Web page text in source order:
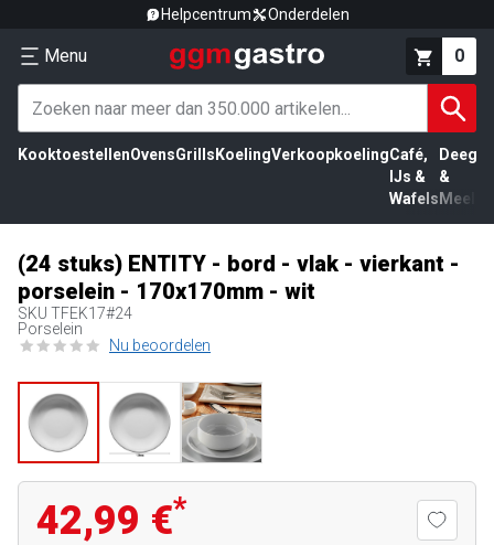
Helpcentrum Onderdelen
Menu 0
KooktoestellenOvensGrills KoelingVerkoopkoelingCafé,
IJs &
Wafels
Deeg
&
Meel
(24 stuks) ENTITY - bord - vlak - vierkant -
porselein - 170x170mm - wit
SKU TFEK17#24
Porselein
Nu beoordelen
42,99 €*